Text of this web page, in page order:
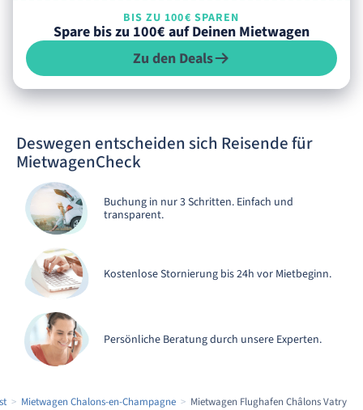
BIS ZU 100€ SPAREN
Spare bis zu 100€ auf Deinen Mietwagen
Zu den Deals
Deswegen entscheiden sich Reisende für
MietwagenCheck
Buchung in nur 3 Schritten. Einfach und
transparent.
Kostenlose Stornierung bis 24h vor Mietbeginn.
Persönliche Beratung durch unsere Experten.
Mietwagen Chalons-en-Champagne Mietwagen Flughafen Châlons Vatry